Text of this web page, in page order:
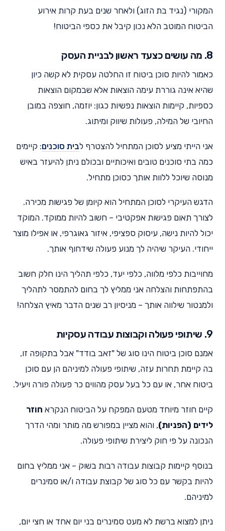
המקורי (נגיד בת הזוג) ולאחר שנים בעת קרות אירוע
הביטוח המוטב הלא נכון קיבל את כספי הביטוח!
8. מה עושים כצעד ראשון לבניית העסק
כאמור להיות סוכן ביטוח זו החלטה עסקית לא קשה כיון
שהיא אינה גוררת עימה הוצאות אלא שבמקום הוצאות
כספיות, קיימות הוצאות נפשיות כגון: יוזמה, חוצפה במובן
החיובי של המילה, פעולות שיווק ומיתוג.
אני הייתי מציע לסוכן המתחיל להצטרף לבית סוכנים: קיימים
כמה בתי סוכנים טובים ואיכותיים ובכולם ניתן להיעזר באיש
מנוסה שיוכל ללוות אותך כסוכן מתחיל.
הדגש העיקרי לסוכן המתחיל הוא קיומן של פגישות מכירה.
לצורך תאום פגישות אפקטיבי – חשוב להיות ממוקד. המוקד
יכול להיות נישה, עיסוק ספציפי, איזור גאוגרפי, או אפילו מוצר
ייחודי. העיקר שיהיה לך מנוע פעולה שידחוף אותך.
מחוייבות כלפי מלווה, כלפי יעד, כלפי תהליך הינו חלק חשוב
בהתפתחות והצלחה אני ממליץ לך בחום להתמסר לתהליך
ולמנטור שילווה אותך – מניסיון רב שנים הדבר מאיץ הצלחה!
9. שיתופי פעולה וקבוצות עבודה עסקיות
אמנם סוכן ביטוח הינו סוג של "זאב בודד" אבל בתקופה זו,
בה קיימת תחרות עזה, שיתופי פעולה למיניהם הן עם סוכן
ביטוח אחר, או עם כל בעל עסק מהווים כר פעולה פורה ויעיל.
קיים חוזר מיוחד מטעם המפקח על הביטוח הנקרא חוזר
לידים (הפניות), והוא מציין במפורש מה מותר ומהי הדרך
הנכונה על פי חוק ליצירת שיתופי פעולה.
בנוסף קיימות קבוצות עבודה רבות בשוק – אני ממליץ בחום
להיות בקשר עם כל סוג של קבוצת עבודה ו/או סמינרים
למיניהם.
ניתן למצוא ברשת לא מעט סמינרים בני יום אחד או חצי יום,